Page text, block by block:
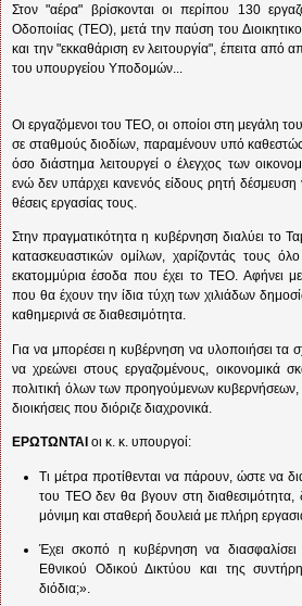
Στον "αέρα" βρίσκονται οι περίπου 130
Οδοποιίας (ΤΕΟ), μετά την παύση του
και την "εκκαθάριση εν λειτουργία", έπειτα από
του υπουργείου Υποδομών...
Οι εργαζόμενοι του ΤΕΟ, οι οποίοι στη μεγάλη
σε σταθμούς διοδίων, παραμένουν υπό
όσο διάστημα λειτουργεί ο έλεγχος των
ενώ δεν υπάρχει κανενός είδους ρητή δέσμευση
θέσεις εργασίας τους.
Στην πραγματικότητα η κυβέρνηση διαλύει το
κατασκευαστικών ομίλων, χαρίζοντάς τους
εκατομμύρια έσοδα που έχει το ΤΕΟ. Αφήνει
που θα έχουν την ίδια τύχη των χιλιάδων
καθημερινά σε διαθεσιμότητα.
Για να μπορέσει η κυβέρνηση να υλοποιήσει τα
να χρεώνει στους εργαζομένους, οικονομικά
πολιτική όλων των προηγούμενων κυβερνήσεων,
διοικήσεις που διόριζε διαχρονικά.
ΕΡΩΤΩΝΤΑΙ οι κ. κ. υπουργοί:
Τι μέτρα προτίθενται να πάρουν, ώστε να
του ΤΕΟ δεν θα βγουν στη
μόνιμη και σταθερή δουλειά με πλήρη
Έχει σκοπό η κυβέρνηση να
Εθνικού Οδικού Δικτύου και της
διόδια;».